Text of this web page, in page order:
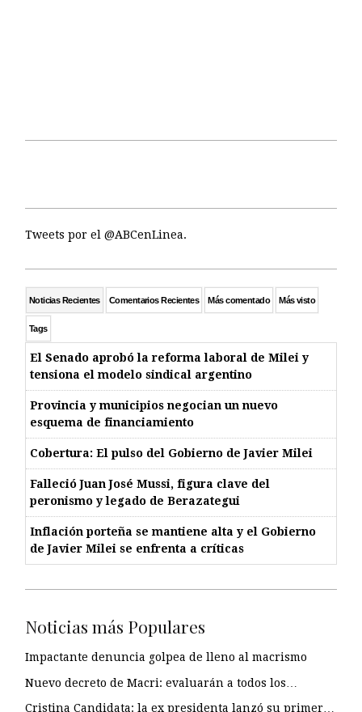
Tweets por el @ABCenLinea.
Noticias Recientes Comentarios Recientes Más comentado Más visto
Tags
El Senado aprobó la reforma laboral de Milei y
tensiona el modelo sindical argentino
Provincia y municipios negocian un nuevo
esquema de financiamiento
Cobertura: El pulso del Gobierno de Javier Milei
Falleció Juan José Mussi, figura clave del
peronismo y legado de Berazategui
Inflación porteña se mantiene alta y el Gobierno
de Javier Milei se enfrenta a críticas
Noticias más Populares
Impactante denuncia golpea de lleno al macrismo
Nuevo decreto de Macri: evaluarán a todos los…
Cristina Candidata: la ex presidenta lanzó su primer…